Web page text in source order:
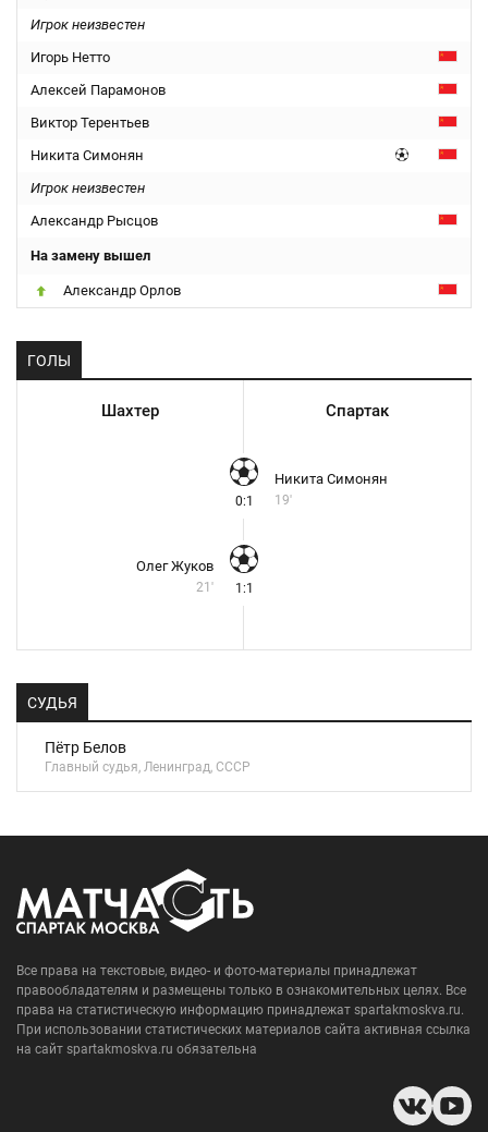
Игрок неизвестен
Игорь Нетто
Алексей Парамонов
Виктор Терентьев
Никита Симонян
Игрок неизвестен
Александр Рысцов
На замену вышел
Александр Орлов
ГОЛЫ
Шахтер Спартак
0:1
Никита Симонян
19'
Олег Жуков
21' 1:1
СУДЬЯ
Пётр Белов
Главный судья, Ленинград, СССР
Все права на текстовые, видео- и фото-материалы принадлежат
правообладателям и размещены только в ознакомительных целях. Все
права на статистическую информацию принадлежат spartakmoskva.ru.
При использовании статистических материалов сайта активная ссылка
на сайт spartakmoskva.ru обязательна